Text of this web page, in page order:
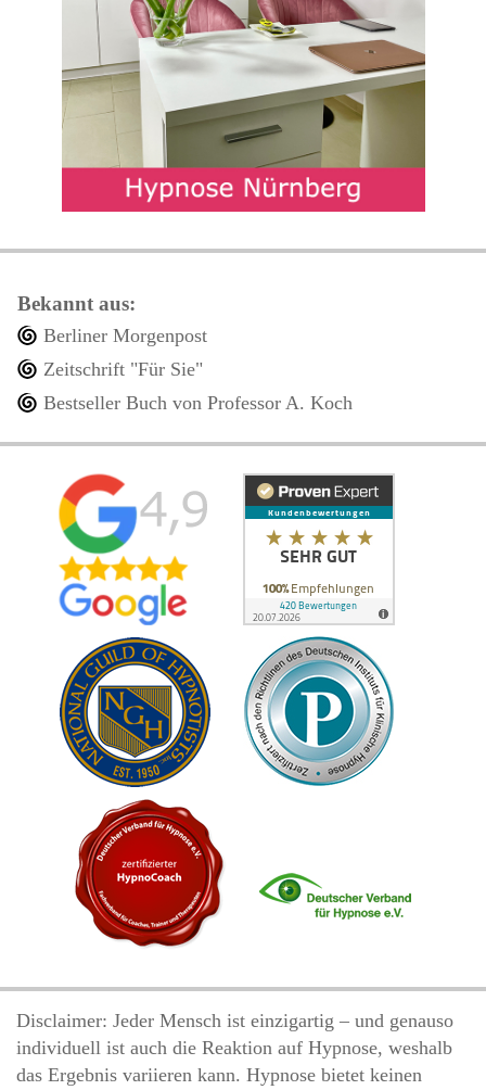
Bekannt aus:
Berliner Morgenpost
Zeitschrift "Für Sie"
Bestseller Buch von Professor A. Koch
Disclaimer: Jeder Mensch ist einzigartig – und genauso
individuell ist auch die Reaktion auf Hypnose, weshalb
das Ergebnis variieren kann. Hypnose bietet keinen